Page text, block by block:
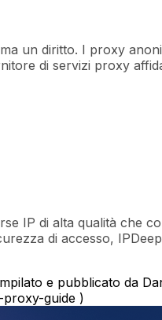
un diritto. I proxy
di servizi proxy
IP di alta qualità che
di accesso,
e pubblicato da
guide )